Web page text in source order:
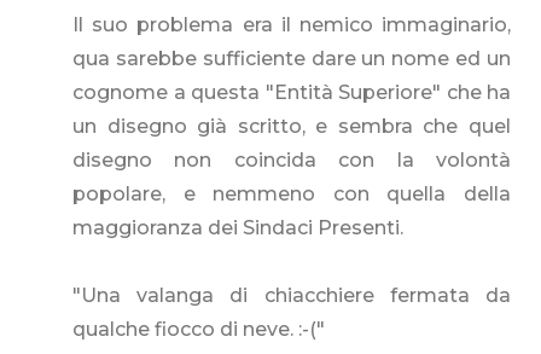
Il suo problema era il nemico immaginario,
qua sarebbe sufficiente dare un nome ed un
cognome a questa "Entità Superiore" che ha
un disegno già scritto, e sembra che quel
disegno non coincida con la volontà
popolare, e nemmeno con quella della
maggioranza dei Sindaci Presenti.
"Una valanga di chiacchiere fermata da
qualche fiocco di neve. :-("